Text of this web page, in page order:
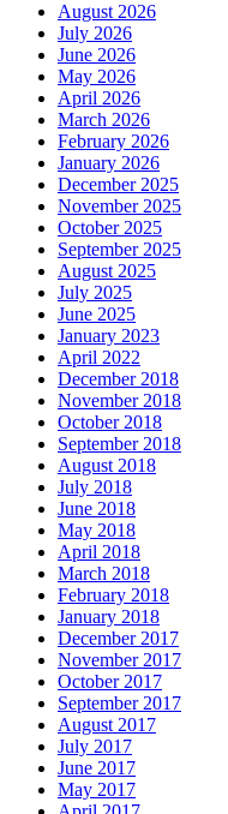
August 2026
July 2026
June 2026
May 2026
April 2026
March 2026
February 2026
January 2026
December 2025
November 2025
October 2025
September 2025
August 2025
July 2025
June 2025
January 2023
April 2022
December 2018
November 2018
October 2018
September 2018
August 2018
July 2018
June 2018
May 2018
April 2018
March 2018
February 2018
January 2018
December 2017
November 2017
October 2017
September 2017
August 2017
July 2017
June 2017
May 2017